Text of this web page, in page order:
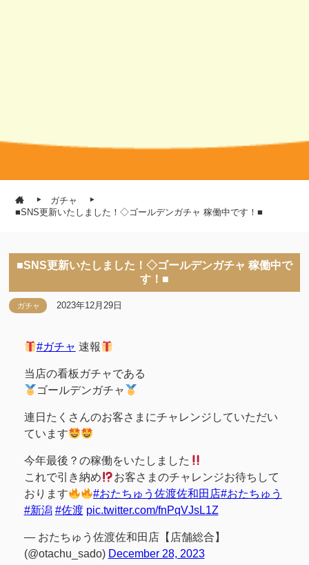
ガチャ
■SNS更新いたしました！◇ゴールデンガチャ 稼働中です！■
■SNS更新いたしました！◇ゴールデンガチャ 稼働中で
す！■
ガチャ 2023年12月29日
#ガチャ 速報
当店の看板ガチャである
ゴールデンガチャ
連日たくさんのお客さまにチャレンジしていただい
ています
今年最後？の稼働をいたしました
これで引き納め
お客さまのチャレンジお待ちして
おります
#おたちゅう佐渡佐和田店#おたちゅう
#新潟 #佐渡 pic.twitter.com/fnPqVJsL1Z
— おたちゅう佐渡佐和田店【店舗総合】
(@otachu_sado) December 28, 2023